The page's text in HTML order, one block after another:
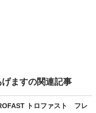
ますの関連記事
トロファスト フレ